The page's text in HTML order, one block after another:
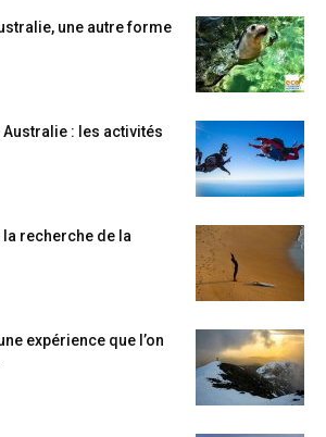
une autre forme
: les activités
recherche de la
expérience que l’on